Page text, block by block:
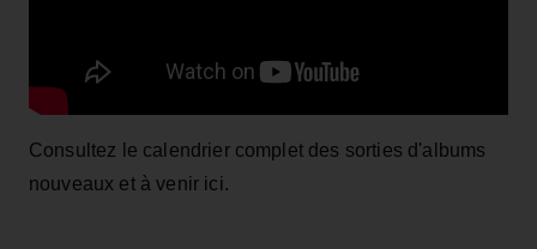
Consultez le calendrier complet des sorties d'albums
nouveaux et à venir ici.